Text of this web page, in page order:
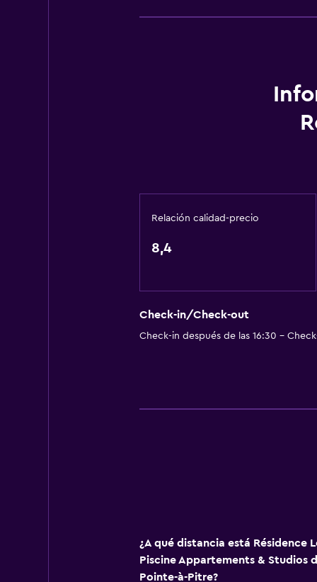
Clases de cocina
Ping pong
Baño privado
Aire libre
Relación calidad-precio
8,4
Check-in/Check-out
Check-in después de las 16:30 -
¿A qué distancia está Résidence
Piscine Appartements & Studios
Pointe-à-Pitre?